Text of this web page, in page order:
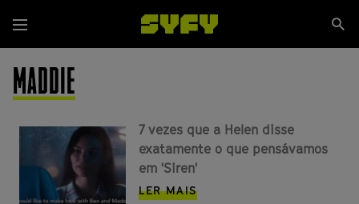
para
o
conteúdo
principal
Menu
MADDIE
7 vezes que a Helen disse
exatamente o que pensávamos
em 'Siren'
LER MAIS